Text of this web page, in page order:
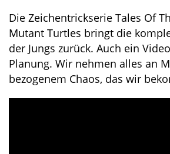
Die Zeichentrickserie Tales Of
Mutant Turtles bringt die
der Jungs zurück. Auch ein
Planung. Wir nehmen alles an
bezogenem Chaos, das wir